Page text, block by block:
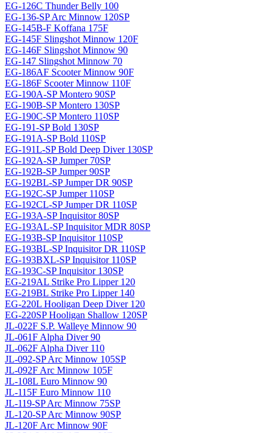
EG-126C Thunder Belly 100
EG-136-SP Arc Minnow 120SP
EG-145B-F Koffana 175F
EG-145F Slingshot Minnow 120F
EG-146F Slingshot Minnow 90
EG-147 Slingshot Minnow 70
EG-186AF Scooter Minnow 90F
EG-186F Scooter Minnow 110F
EG-190A-SP Montero 90SP
EG-190B-SP Montero 130SP
EG-190C-SP Montero 110SP
EG-191-SP Bold 130SP
EG-191A-SP Bold 110SP
EG-191L-SP Bold Deep Diver 130SP
EG-192A-SP Jumper 70SP
EG-192B-SP Jumper 90SP
EG-192BL-SP Jumper DR 90SP
EG-192C-SP Jumper 110SP
EG-192CL-SP Jumper DR 110SP
EG-193A-SP Inquisitor 80SP
EG-193AL-SP Inquisitor MDR 80SP
EG-193B-SP Inquisitor 110SP
EG-193BL-SP Inquisitor DR 110SP
EG-193BXL-SP Inquisitor 110SP
EG-193C-SP Inquisitor 130SP
EG-219AL Strike Pro Lipper 120
EG-219BL Strike Pro Lipper 140
EG-220L Hooligan Deep Diver 120
EG-220SP Hooligan Shallow 120SP
JL-022F S.P. Walleye Minnow 90
JL-061F Alpha Diver 90
JL-062F Alpha Diver 110
JL-092-SP Arc Minnow 105SP
JL-092F Arc Minnow 105F
JL-108L Euro Minnow 90
JL-115F Euro Minnow 110
JL-119-SP Arc Minnow 75SP
JL-120-SP Arc Minnow 90SP
JL-120F Arc Minnow 90F